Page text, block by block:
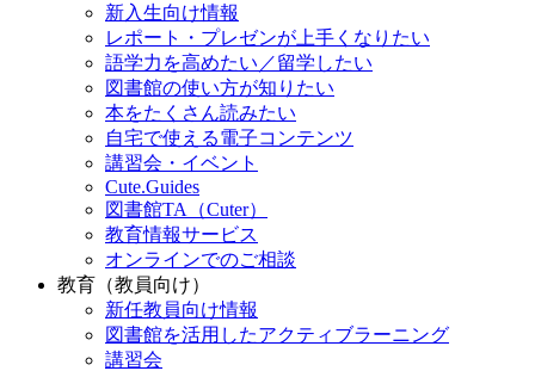
新入生向け情報
レポート・プレゼンが上手くなりたい
語学力を高めたい／留学したい
図書館の使い方が知りたい
本をたくさん読みたい
自宅で使える電子コンテンツ
講習会・イベント
Cute.Guides
図書館TA（Cuter）
教育情報サービス
オンラインでのご相談
教育（教員向け）
新任教員向け情報
図書館を活用したアクティブラーニング
講習会